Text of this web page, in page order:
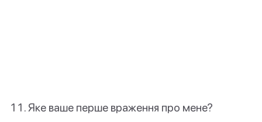
Яке ваше перше враження про мене?